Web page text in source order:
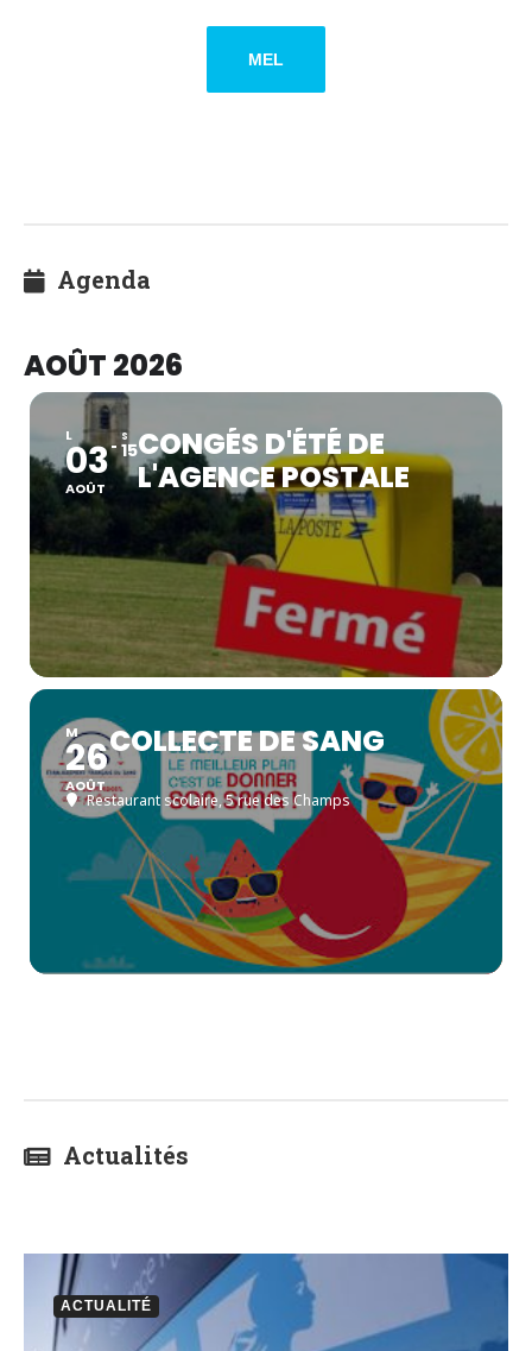
MEL
Agenda
AOÛT 2026
L
03
AOÛT
S
15CONGÉS D'ÉTÉ DE
L'AGENCE POSTALE
M
26
AOÛT
COLLECTE DE SANG
Restaurant scolaire, 5 rue des Champs
Actualités
ACTUALITÉ